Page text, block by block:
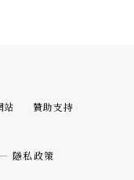
站 贊助支持
隱私政策